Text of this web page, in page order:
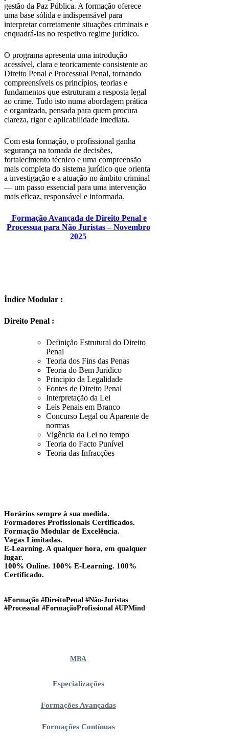
gestão da Paz Pública. A formação oferece
uma base sólida e indispensável para
interpretar corretamente situações criminais e
enquadrá-las no respetivo regime jurídico.
O programa apresenta uma introdução
acessível, clara e teoricamente consistente ao
Direito Penal e Processual Penal, tornando
compreensíveis os princípios, teorias e
fundamentos que estruturam a resposta legal
ao crime. Tudo isto numa abordagem prática
e organizada, pensada para quem procura
clareza, rigor e aplicabilidade imediata.
Com esta formação, o profissional ganha
segurança na tomada de decisões,
fortalecimento técnico e uma compreensão
mais completa do sistema jurídico que orienta
a investigação e a atuação no âmbito criminal
— um passo essencial para uma intervenção
mais eficaz, responsável e informada.
Formação Avançada de Direito Penal e
Processua para Não Juristas – Novembro
2025
Índice Modular :
Direito Penal :
Definição Estrutural do Direito
Penal
Teoria dos Fins das Penas
Teoria do Bem Jurídico
Principio da Legalidade
Fontes de Direito Penal
Interpretação da Lei
Leis Penais em Branco
Concurso Legal ou Aparente de
normas
Vigência da Lei no tempo
Teoria do Facto Punível
Teoria das Infracções
Horários sempre à sua medida.
Formadores Profissionais Certificados.
Formação Modular de Excelência.
Vagas Limitadas.
E-Learning. A qualquer hora, em qualquer
lugar.
100% Online. 100% E-Learning. 100%
Certificado.
#Formação #DireitoPenal #Não-Juristas
#Processual #FormaçãoProfissional #UPMind
MBA
Especializações
Formações Avançadas
Formações Contínuas